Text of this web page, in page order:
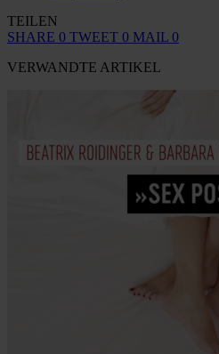
TEILEN
SHARE 0 TWEET 0 MAIL 0
VERWANDTE ARTIKEL